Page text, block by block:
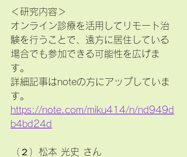
＜研究内容＞
オンライン診療を活用してリモート治
験を行うことで、遠方に居住している
場合でも参加できる可能性を広げま
す。
詳細記事はnoteの方にアップしていま
す。
https://note.com/miku414/n/nd949d
b4bd24d
（２）松本 光史 さん